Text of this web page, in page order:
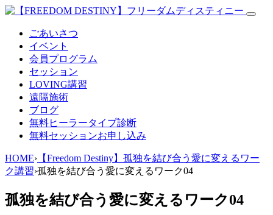
ごあいさつ
イベント
会員プログラム
セッション
LOVING講習
遠隔施術
ブログ
無料ヒーラータイプ診断
無料セッションお申し込み
HOME› 【Freedom Destiny】孤独を結び合う愛に変えるワー
ク講習›孤独を結び合う愛に変えるワーク04
孤独を結び合う愛に変えるワーク04